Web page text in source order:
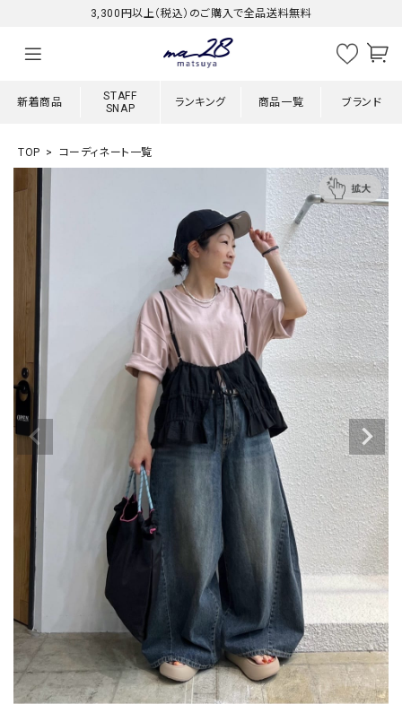
3,300円以上（税込）のご購入で全品送料無料
新着商品
STAFF
SNAP
ランキング 商品一覧 ブランド
TOP コーディネート一覧